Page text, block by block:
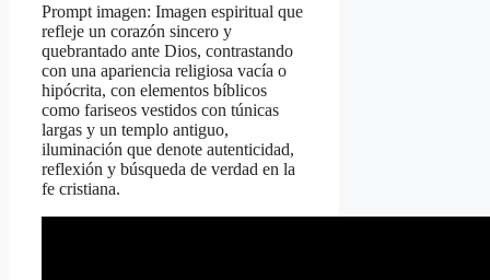
Prompt imagen: Imagen espiritual que
refleje un corazón sincero y
quebrantado ante Dios, contrastando
con una apariencia religiosa vacía o
hipócrita, con elementos bíblicos
como fariseos vestidos con túnicas
largas y un templo antiguo,
iluminación que denote autenticidad,
reflexión y búsqueda de verdad en la
fe cristiana.